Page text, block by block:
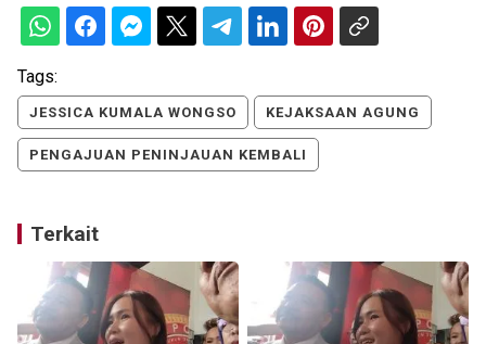
Tags:
JESSICA KUMALA WONGSO KEJAKSAAN AGUNG
PENGAJUAN PENINJAUAN KEMBALI
Terkait